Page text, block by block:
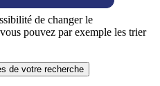
de changer le
pouvez par exemple les trier
de votre recherche